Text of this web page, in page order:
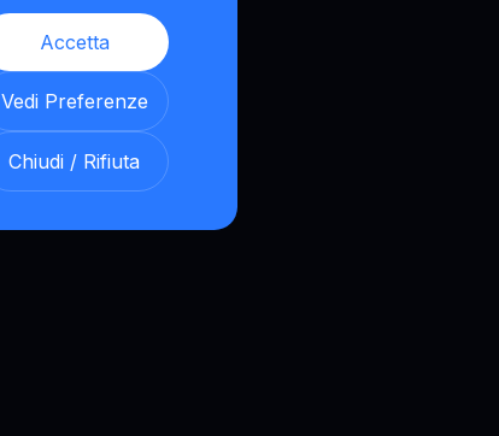
Accetta
Vedi Preferenze
Chiudi / Rifiuta